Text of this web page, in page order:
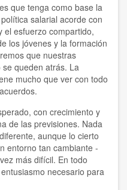
que tenga como base la
salarial acorde con
el esfuerzo compartido,
los jóvenes y la formación
que nuestras
queden atrás. La
mucho que ver con todo
con crecimiento y
de las previsiones. Nada
aunque lo cierto
entorno tan cambiante -
más difícil. En todo
necesario para